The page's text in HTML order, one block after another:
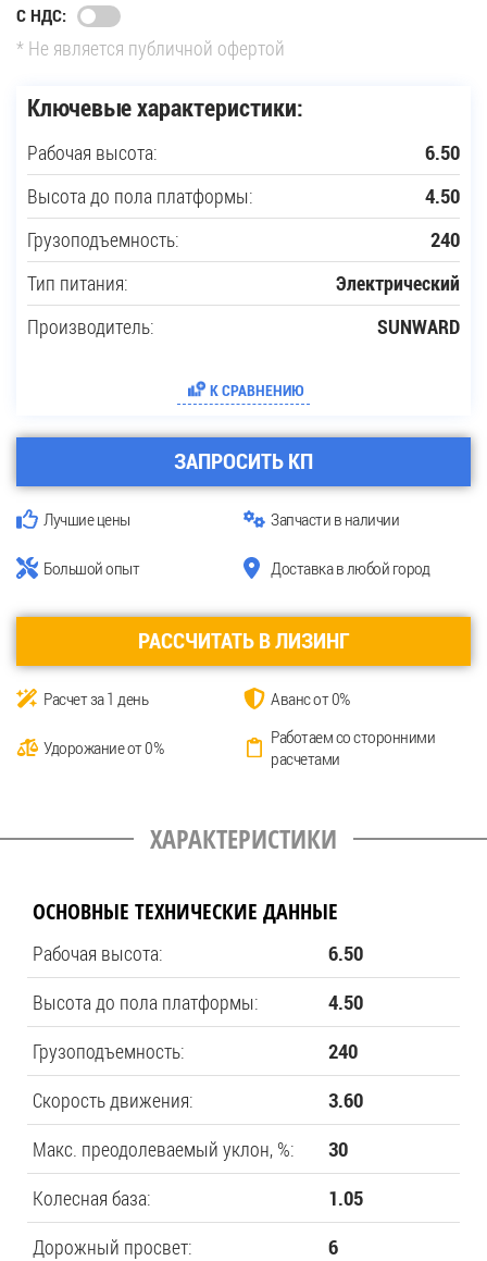
Запчасти
Услуги
О компании
Контакты
Ключевые характеристики:
Рабочая высота: 6.50
Высота до пола платформы: 4.50
Грузоподъемность: 240
Тип питания: Электрический
Производитель: SUNWARD
К СРАВНЕНИЮ
ЗАПРОСИТЬ КП
Лучшие цены Запчасти в наличии
Большой опыт Доставка в любой город
РАССЧИТАТЬ В ЛИЗИНГ
Расчет за 1 день Аванс от 0%
Удорожание от 0%
Работаем со сторонними
расчетами
С НДС:
* Не является публичной офертой
ХАРАКТЕРИСТИКИ
ОСНОВНЫЕ ТЕХНИЧЕСКИЕ ДАННЫЕ
Рабочая высота: 6.50
Высота до пола платформы: 4.50
Грузоподъемность: 240
Скорость движения: 3.60
Макс. преодолеваемый уклон, %: 30
Колесная база: 1.05
Дорожный просвет: 6